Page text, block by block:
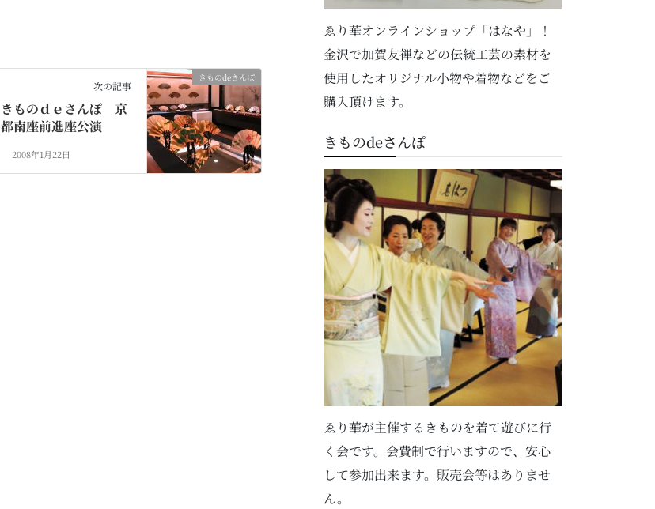
きものdeさんぽ
次の記事
きものｄｅさんぽ 京
都南座前進座公演
2008年1月22日
ゑり華オンラインショップ「はなや」！
金沢で加賀友禅などの伝統工芸の素材を
使用したオリジナル小物や着物などをご
購入頂けます。
きものdeさんぽ
ゑり華が主催するきものを着て遊びに行
く会です。会費制で行いますので、安心
して参加出来ます。販売会等はありませ
ん。